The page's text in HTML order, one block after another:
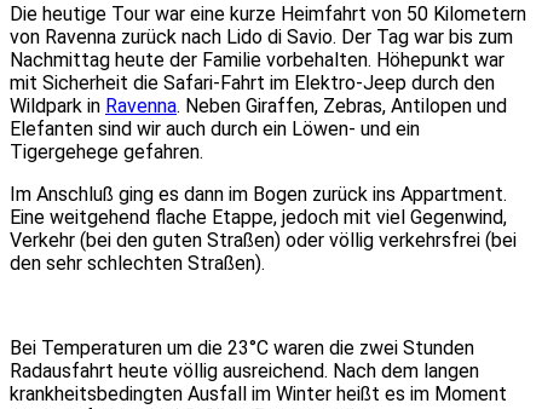
Die heutige Tour war eine kurze Heimfahrt von 50 Kilometern
von Ravenna zurück nach Lido di Savio. Der Tag war bis zum
Nachmittag heute der Familie vorbehalten. Höhepunkt war
mit Sicherheit die Safari-Fahrt im Elektro-Jeep durch den
Wildpark in Ravenna. Neben Giraffen, Zebras, Antilopen und
Elefanten sind wir auch durch ein Löwen- und ein
Tigergehege gefahren.
Im Anschluß ging es dann im Bogen zurück ins Appartment.
Eine weitgehend flache Etappe, jedoch mit viel Gegenwind,
Verkehr (bei den guten Straßen) oder völlig verkehrsfrei (bei
den sehr schlechten Straßen).
Bei Temperaturen um die 23°C waren die zwei Stunden
Radausfahrt heute völlig ausreichend. Nach dem langen
krankheitsbedingten Ausfall im Winter heißt es im Moment